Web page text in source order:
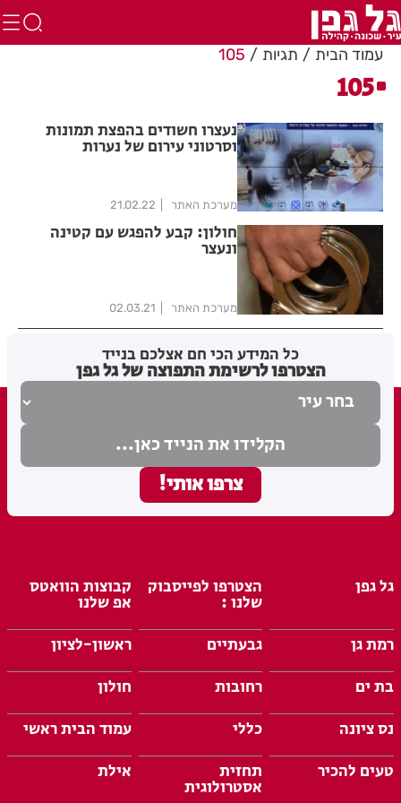
עמוד הבית תגיות 105
105
נעצרו חשודים בהפצת תמונות
וסרטוני עירום של נערות
מערכת האתר 21.02.22
חולון: קבע להפגש עם קטינה
ונעצר
מערכת האתר 02.03.21
כל המידע הכי חם אצלכם בנייד
הצטרפו לרשימת התפוצה של גל גפן
גל גפן הצטרפו לפייסבוק
שלנו :
קבוצות הוואטס
אפ שלנו
רמת גן
גבעתיים
ראשון-לציון
בת ים
רחובות
חולון
נס ציונה
כללי
עמוד הבית ראשי
טעים להכיר
תחזית
אסטרולוגית
אילת